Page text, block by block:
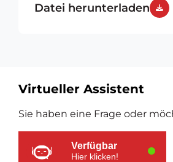
Datei herunterladen
Zusätzliche
Ressourcen
Virtueller Assistent
Sie haben eine Frage oder
Verfügbar
Hier klicken!